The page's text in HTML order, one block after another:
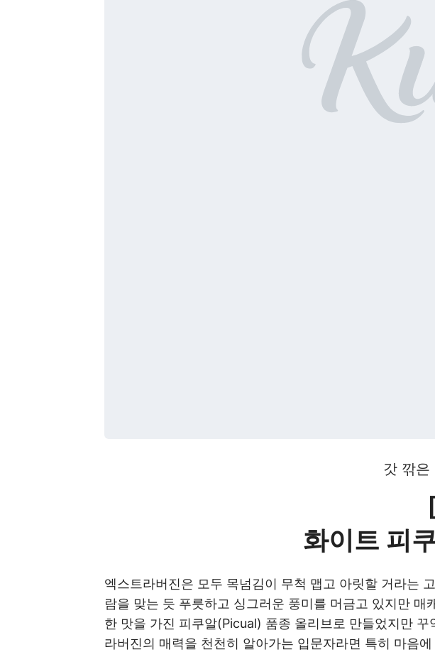
갓 깎은
화이트 피
엑스트라버진은 모두 목넘김이 무척 맵고 아릿할 거라는
람을 맞는 듯 푸릇하고 싱그러운 풍미를 머금고 있지만
한 맛을 가진 피쿠알(Picual) 품종 올리브로 만들었지만
라버진의 매력을 천천히 알아가는 입문자라면 특히 마음